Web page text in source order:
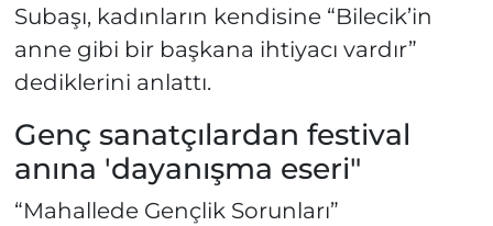
Subaşı, kadınların kendisine “Bilecik’in
anne gibi bir başkana ihtiyacı vardır”
dediklerini anlattı.
Genç sanatçılardan festival
anına 'dayanışma eseri"
“Mahallede Gençlik Sorunları”